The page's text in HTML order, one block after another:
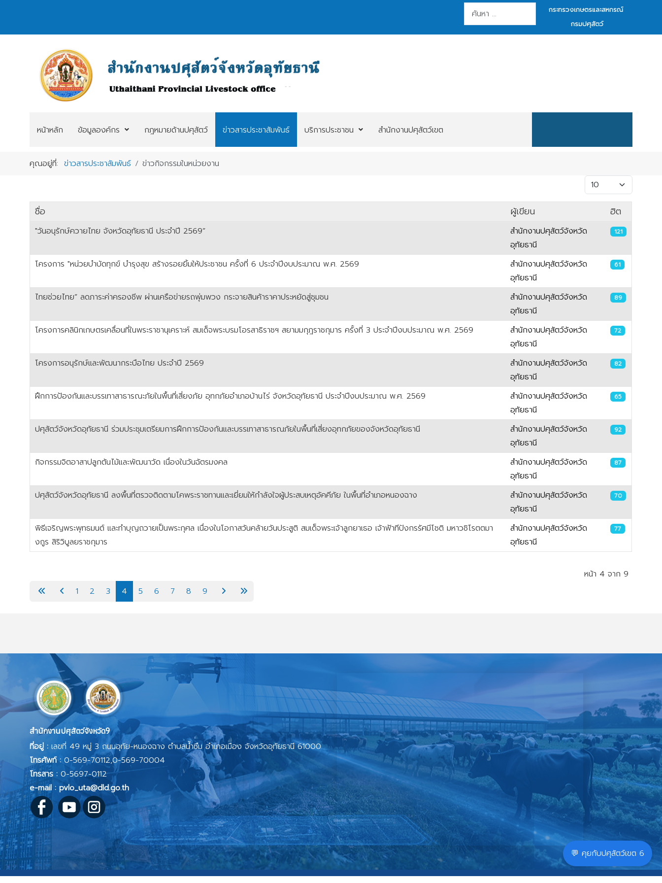
การค้นหา
กระทรวงเกษตรและสหกรณ์
กรมปศุสัตว์
หน้าหลัก ข้อมูลองค์กร กฎหมายด้านปศุสัตว์ ข่าวสารประชาสัมพันธ์ บริการประชาชน สำนักงานปศุสัตว์เขต
คุณอยู่ที่:ข่าวสารประชาสัมพันธ์
ข่าวกิจกรรมในหน่วยงาน
แสดง #
ชื่อ ผู้เขียน ฮิต
"วันอนุรักษ์ควายไทย จังหวัดอุทัยธานี ประจำปี 2569”
สำนักงานปศุสัตว์จังหวัด
อุทัยธานี
121
โครงการ "หน่วยบำบัดทุกข์ บำรุงสุข สร้างรอยยิ้มให้ประชาชน ครั้งที่ 6 ประจำปีงบประมาณ พ.ศ. 2569
สำนักงานปศุสัตว์จังหวัด
อุทัยธานี
61
ไทยช่วยไทย” ลดภาระค่าครองชีพ ผ่านเครือข่ายรถพุ่มพวง กระจายสินค้าราคาประหยัดสู่ชุมชน
สำนักงานปศุสัตว์จังหวัด
อุทัยธานี
89
โครงการคลินิกเกษตรเคลื่อนที่ในพระราชานุเคราะห์ สมเด็จพระบรมโอรสาธิราชฯ สยามมกุฎราชกุมาร ครั้งที่ 3 ประจำปีงบประมาณ พ.ศ. 2569
สำนักงานปศุสัตว์จังหวัด
อุทัยธานี
72
โครงการอนุรักษ์และพัฒนากระบือไทย ประจำปี 2569
สำนักงานปศุสัตว์จังหวัด
อุทัยธานี
82
ฝึกการป้องกันและบรรเทาสาธารณะภัยในพื้นที่เสี่ยงภัย อุทกภัยอำเภอบ้านไร่ จังหวัดอุทัยธานี ประจำปีงบประมาณ พ.ศ. 2569
สำนักงานปศุสัตว์จังหวัด
อุทัยธานี
65
ปศุสัตว์จังหวัดอุทัยธานี ร่วมประชุมเตรียมการฝึกการป้องกันและบรรเทาสาธารณภัยในพื้นที่เสี่ยงอุทกภัยของจังหวัดอุทัยธานี
สำนักงานปศุสัตว์จังหวัด
อุทัยธานี
92
กิจกรรมจิตอาสาปลูกต้นไม้และพัฒนาวัด เนื่องในวันฉัตรมงคล
สำนักงานปศุสัตว์จังหวัด
อุทัยธานี
87
ปศุสัตว์จังหวัดอุทัยธานี ลงพื้นที่ตรวจติดตามโคพระราชทานและเยี่ยมให้กำลังใจผู้ประสบเหตุอัคคีภัย ในพื้นที่อำเภอหนองฉาง
สำนักงานปศุสัตว์จังหวัด
อุทัยธานี
70
พิธีเจริญพระพุทธมนต์ และทำบุญถวายเป็นพระกุศล เนื่องในโอกาสวันคล้ายวันประสูติ สมเด็จพระเจ้าลูกยาเธอ เจ้าฟ้าทีปังกรรัศมีโชติ มหาวชิโรตตมา
งกูร สิริวิบูลยราชกุมาร
สำนักงานปศุสัตว์จังหวัด
อุทัยธานี
77
หน้า 4 จาก 9
1
2 3 4 5 6 7 8 9
💬 คุยกับปศุสัตว์เขต 6
สำนักงานปศุสัตว์จังหวัด9
ที่อยู่ :เลขที่ 49 หมู่ 3 ถนนอุทัย-หนองฉาง ตำบลน้ำซึม อำเภอเมือง จังหวัดอุทัยธานี 61000
โทรศัพท์ :0-569-70112,0-569-70004
โทรสาร : 0-5697-0112
e-mail : pvlo_uta@dld.go.th